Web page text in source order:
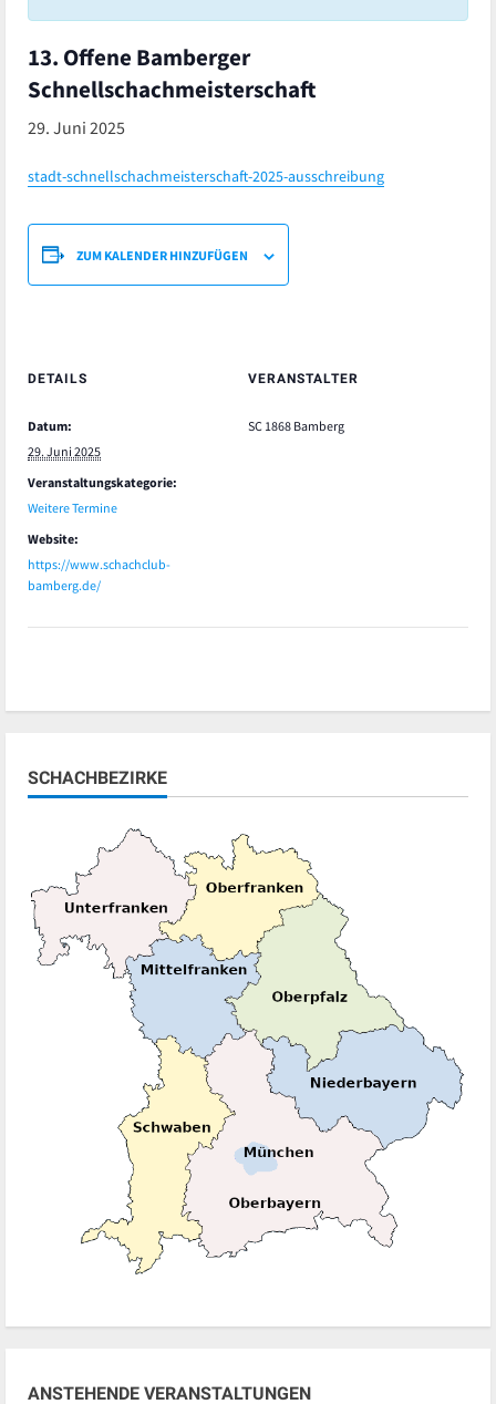
13. Offene Bamberger
Schnellschachmeisterschaft
29. Juni 2025
stadt-schnellschachmeisterschaft-2025-ausschreibung
ZUM KALENDER HINZUFÜGEN
DETAILS
Datum:
29. Juni 2025
Veranstaltungskategorie:
Weitere Termine
Website:
https://www.schachclub-
bamberg.de/
VERANSTALTER
SC 1868 Bamberg
SCHACHBEZIRKE
ANSTEHENDE VERANSTALTUNGEN